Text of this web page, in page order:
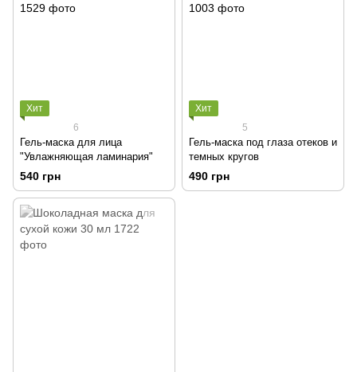
Хит
6
Гель-маска для лица
"Увлажняющая ламинария"
540 грн
Хит
5
Гель-маска под глаза отеков и
темных кругов
490 грн